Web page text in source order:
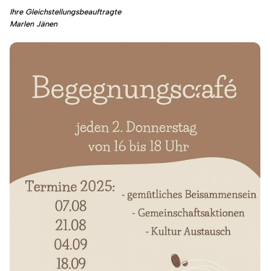
Ihre Gleichstellungsbeauftragte
Marlen Jänen